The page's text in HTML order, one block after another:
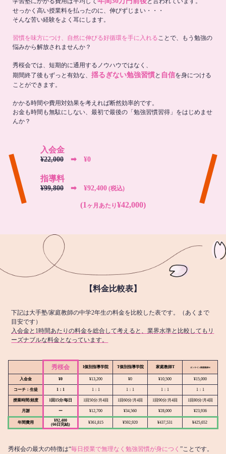
せっかく高い授業料を払ったのに、伸びずじまい・・・
そんな苦い経験をよく耳にします。
習慣を味方につけ、自然に伸びる好循環を手に入れることで、もう勉強の
悩みから解放されませんか？
秀桜会では、短期的に通用するノウハウではなく、
期間終了後もずっと有効な、 揺るぎない勉強習慣と 自信を身につける
ことができます。
かかる時間や費用対効果を考えれば断然効率的です。
お金も時間も無駄にしない、最初で最後の「勉強習慣習得」をはじめませ
んか？
入会金
¥22,000 ➡︎ ¥0
指導料
¥99,800 ➡︎ ¥92,400 (税込)
(1 ヶ月あたり¥42,000)
【料金比較表】
下記は大手塾/家庭教師の中学2年生の料金を比較した表です。（あくまで
目安です）
入会金と1時間あたりの料金を総合して考えると、業界水準と比較してもリ
ーズナブルな料金となっています。
秀桜会 I個別指導学院 T個別指導学院 家庭教師T オンライン家庭教師M
入会金 ¥0 ¥13,200 ¥0 ¥10,500 ¥15,000
コーチ：生徒 1：1 1：1 1：1 1：1 1：1
授業時間/頻度 1回15分/毎日 1回50分/月4回 1回60分/月4回 1回90分/月4回 1回80分/月4回
月謝 ー ¥12,700 ¥34,560 ¥28,000 ¥23,936
年間費用
¥92,400
(66日完結)
¥361,815 ¥592,920 ¥437,531 ¥425,652
秀桜会の最大の特徴は“毎日授業で無理なく勉強習慣が身につく ”ことです。